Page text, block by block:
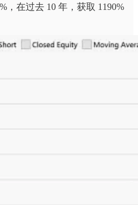
，在过去 10 年，获取 1190%